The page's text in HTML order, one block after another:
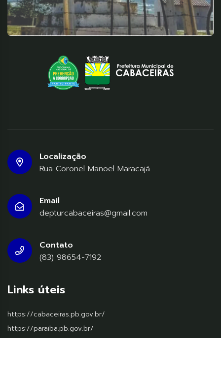
Localização
Rua Coronel Manoel Maracajá
Email
depturcabaceiras@gmail.com
Contato
(83) 98654-7192
Links úteis
https://cabaceiras.pb.gov.br/
https://paraiba.pb.gov.br/